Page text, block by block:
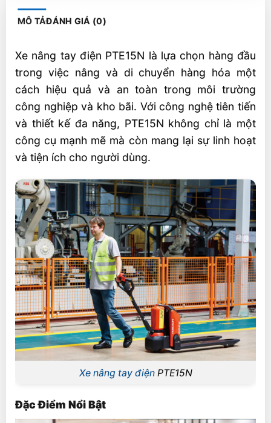
MÔ TẢĐÁNH GIÁ (0)
Xe nâng tay điện PTE15N là lựa chọn hàng đầu
trong việc nâng và di chuyển hàng hóa một
cách hiệu quả và an toàn trong môi trường
công nghiệp và kho bãi. Với công nghệ tiên tiến
và thiết kế đa năng, PTE15N không chỉ là một
công cụ mạnh mẽ mà còn mang lại sự linh hoạt
và tiện ích cho người dùng.
Xe nâng tay điệnPTE15N
Đặc Điểm Nổi Bật